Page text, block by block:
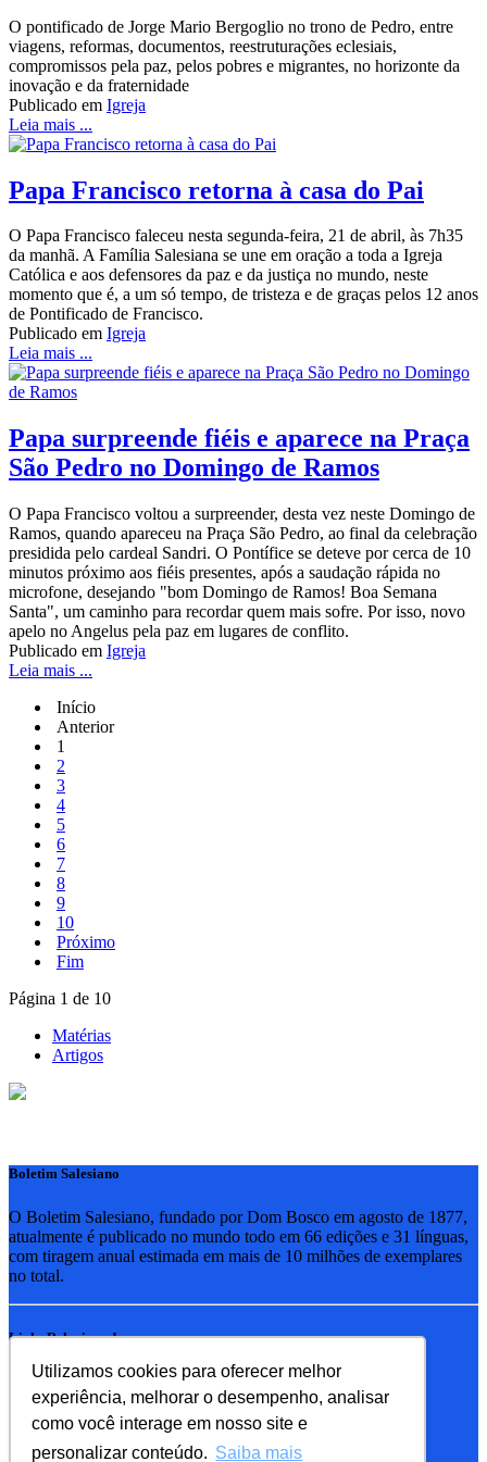
Utilizamos cookies para oferecer melhor
experiência, melhorar o desempenho, analisar
como você interage em nosso site e
personalizar conteúdo. Saiba mais
O pontificado de Jorge Mario Bergoglio no trono de Pedro, entre
viagens, reformas, documentos, reestruturações eclesiais,
compromissos pela paz, pelos pobres e migrantes, no horizonte da
inovação e da fraternidade
Publicado em Igreja
Leia mais ...
Papa Francisco retorna à casa do Pai
O Papa Francisco faleceu nesta segunda-feira, 21 de abril, às 7h35
da manhã. A Família Salesiana se une em oração a toda a Igreja
Católica e aos defensores da paz e da justiça no mundo, neste
momento que é, a um só tempo, de tristeza e de graças pelos 12 anos
de Pontificado de Francisco.
Publicado em Igreja
Leia mais ...
Papa surpreende fiéis e aparece na Praça
São Pedro no Domingo de Ramos
O Papa Francisco voltou a surpreender, desta vez neste Domingo de
Ramos, quando apareceu na Praça São Pedro, ao final da celebração
presidida pelo cardeal Sandri. O Pontífice se deteve por cerca de 10
minutos próximo aos fiéis presentes, após a saudação rápida no
microfone, desejando "bom Domingo de Ramos! Boa Semana
Santa", um caminho para recordar quem mais sofre. Por isso, novo
apelo no Angelus pela paz em lugares de conflito.
Publicado em Igreja
Leia mais ...
Início
Anterior
1
2
3
4
5
6
7
8
9
10
Próximo
Fim
Página 1 de 10
Matérias
Artigos
Boletim Salesiano
O Boletim Salesiano, fundado por Dom Bosco em agosto de 1877,
atualmente é publicado no mundo todo em 66 edições e 31 línguas,
com tiragem anual estimada em mais de 10 milhões de exemplares
no total.
Links Relacionados
RSB - Rede Salesiana Brasil
EDEBE - Editora
UPV - União pela Vida